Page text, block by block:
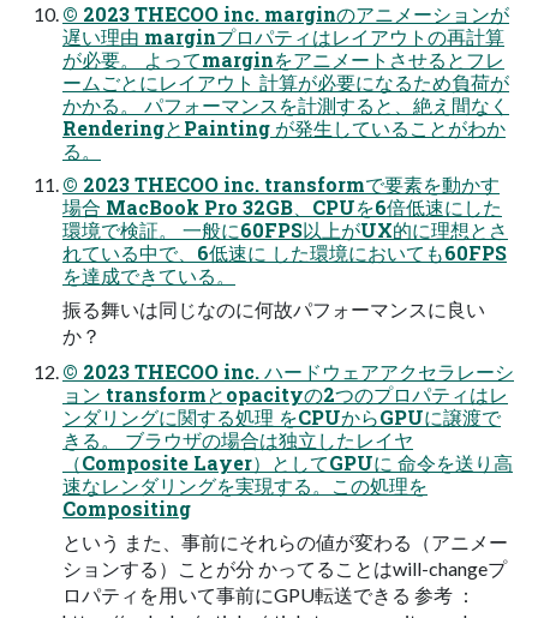
© 2023 THECOO inc. marginのアニメーションが
遅い理由 marginプロパティはレイアウトの再計算
が必要。 よってmarginをアニメートさせるとフレ
ームごとにレイアウト 計算が必要になるため負荷が
かかる。 パフォーマンスを計測すると、絶え間なく
RenderingとPainting が発⽣していることがわか
る。
© 2023 THECOO inc. transformで要素を動かす
場合 MacBook Pro 32GB、CPUを6倍低速にした
環境で検証。 ⼀般に60FPS以上がUX的に理想とさ
れている中で、6低速に した環境においても60FPS
を達成できている。
振る舞いは同じなのに何故パフォーマンスに良い
か？
© 2023 THECOO inc. ハードウェアアクセラレーシ
ョン transformとopacityの2つのプロパティはレ
ンダリングに関する処理 をCPUからGPUに譲渡で
きる。 ブラウザの場合は独⽴したレイヤ
（Composite Layer）としてGPUに 命令を送り⾼
速なレンダリングを実現する。この処理を
Compositing
という また、事前にそれらの値が変わる（アニメー
ションする）ことが分 かってることはwill-changeプ
ロパティを⽤いて事前にGPU転送できる 参考 ：